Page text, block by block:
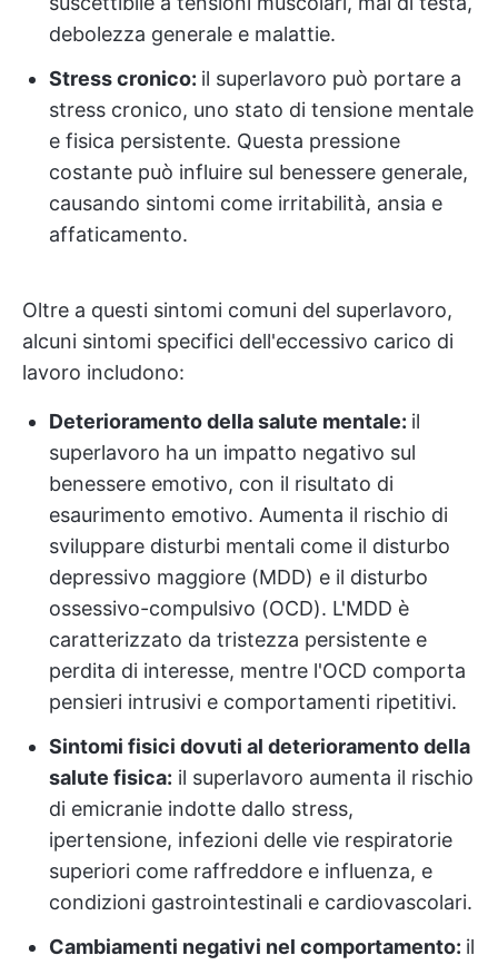
debolezza generale e malattie.
Stress cronico: il superlavoro può portare a
stress cronico, uno stato di tensione mentale
e fisica persistente. Questa pressione
costante può influire sul benessere generale,
causando sintomi come irritabilità, ansia e
affaticamento.
Oltre a questi sintomi comuni del superlavoro,
alcuni sintomi specifici dell'eccessivo carico di
lavoro includono:
Deterioramento della salute mentale: il
superlavoro ha un impatto negativo sul
benessere emotivo, con il risultato di
esaurimento emotivo. Aumenta il rischio di
sviluppare disturbi mentali come il disturbo
depressivo maggiore (MDD) e il disturbo
ossessivo-compulsivo (OCD). L'MDD è
caratterizzato da tristezza persistente e
perdita di interesse, mentre l'OCD comporta
pensieri intrusivi e comportamenti ripetitivi.
Sintomi fisici dovuti al deterioramento della
salute fisica: il superlavoro aumenta il rischio
di emicranie indotte dallo stress,
ipertensione, infezioni delle vie respiratorie
superiori come raffreddore e influenza, e
condizioni gastrointestinali e cardiovascolari.
Cambiamenti negativi nel comportamento: il